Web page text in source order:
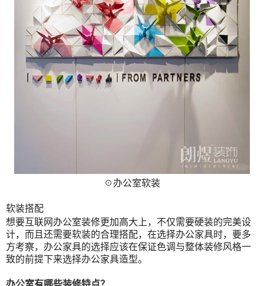
☉办公室软装
软装搭配
想要互联网办公室装修更加高大上，不仅需要硬装的完美设
计，而且还需要软装的合理搭配，在选择办公家具时，要多
方考察，办公家具的选择应该在保证色调与整体装修风格一
致的前提下来选择办公家具造型。
办公室有哪些装修特点？